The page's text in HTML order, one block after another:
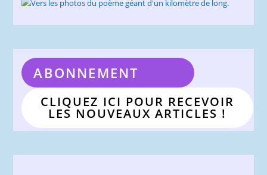
ABONNEMENT
CLIQUEZ ICI POUR RECEVOIR
LES NOUVEAUX ARTICLES !